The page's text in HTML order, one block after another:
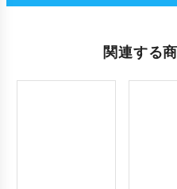
関連する